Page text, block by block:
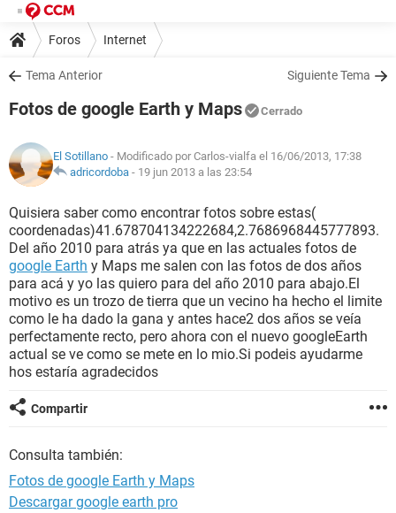
Foros Internet
Tema Anterior Siguiente Tema
Fotos de google Earth y Maps Cerrado
El Sotillano - Modificado por Carlos-vialfa el 16/06/2013, 17:38
adricordoba - 19 jun 2013 a las 23:54
Quisiera saber como encontrar fotos sobre estas(
coordenadas)41.678704134222684,2.7686968445777893.
Del año 2010 para atrás ya que en las actuales fotos de
google Earth y Maps me salen con las fotos de dos años
para acá y yo las quiero para del año 2010 para abajo.El
motivo es un trozo de tierra que un vecino ha hecho el limite
como le ha dado la gana y antes hace2 dos años se veía
perfectamente recto, pero ahora con el nuevo googleEarth
actual se ve como se mete en lo mio.Si podeis ayudarme
hos estaría agradecidos
Compartir
Consulta también:
Fotos de google Earth y Maps
Descargar google earth pro